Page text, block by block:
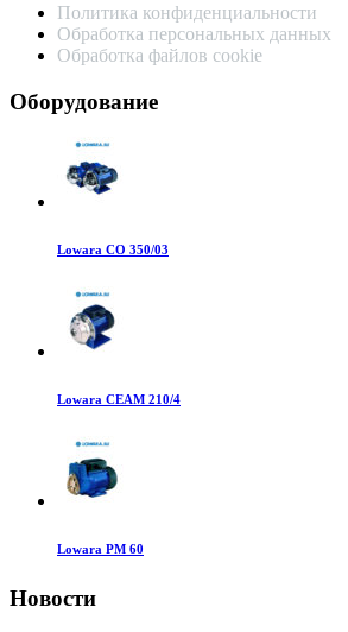
Политика конфиденциальности
Обработка персональных данных
Обработка файлов cookie
Оборудование
Lowara CO 350/03
Lowara CEAM 210/4
Lowara PM 60
Новости